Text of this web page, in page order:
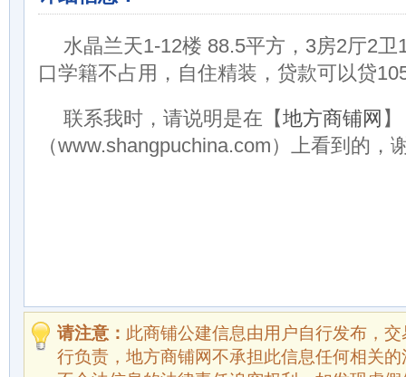
水晶兰天1-12楼 88.5平方，3房2厅2卫
口学籍不占用，自住精装，贷款可以贷
联系我时，请说明是在【地方商铺网 】
（www.shangpuchina.com）上看到的，
请注意： 此商铺公建信息由用户自行发布，
行负责，地方商铺网不承担此信息任何相关